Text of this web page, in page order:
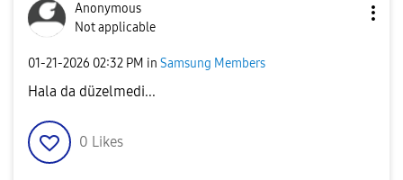
Anonymous
Not applicable
‎01-21-2026 02:32 PM in Samsung Members
Hala da düzelmedi...
0 Likes